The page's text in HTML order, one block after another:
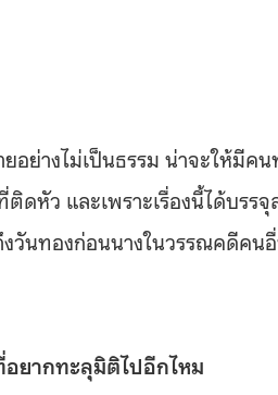
ย่างไม่เป็นธรรม น่าจะให้มีค
ติดหัว และเพราะเรื่องนี้ได้บร
วันทองก่อนนางในวรรณคดีค
อยากทะลุมิติไปอีกไหม